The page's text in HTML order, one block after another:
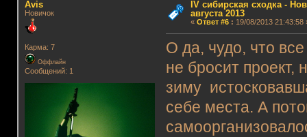
Avis
Новичок
Карма: 7
Оффлайн
Сообщений: 1
IV сибирская сходка -
августа 2013
« Ответ #6: 19/08/2013 21:43:58
О да, чудо, что
не бросит проект,
зиму
себе места. А